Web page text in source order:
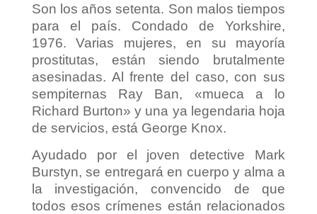
Son los años setenta. Son malos tiempos
para el país. Condado de Yorkshire,
1976. Varias mujeres, en su mayoría
prostitutas, están siendo brutalmente
asesinadas. Al frente del caso, con sus
sempiternas Ray Ban, «mueca a lo
Richard Burton» y una ya legendaria hoja
de servicios, está George Knox.
Ayudado por el joven detective Mark
Burstyn, se entregará en cuerpo y alma a
la investigación, convencido de que
todos esos crímenes están relacionados